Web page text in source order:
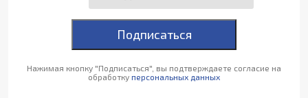
Подписаться
Нажимая кнопку "Подписаться", вы подтверждаете согласие на
обработку персональных данных